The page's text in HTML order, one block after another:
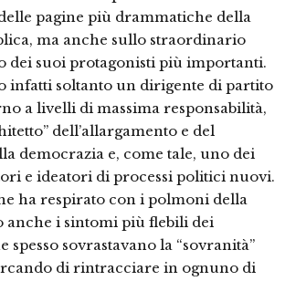
pagine più drammatiche della
ma anche sullo straordinario
dei suoi protagonisti più importanti.
infatti soltanto un dirigente di partito
a livelli di massima responsabilità,
dell’allargamento e del
democrazia e, come tale, uno dei
e ideatori di processi politici nuovi.
ha respirato con i polmoni della
anche i sintomi più flebili dei
spesso sovrastavano la “sovranità”
di rintracciare in ognuno di